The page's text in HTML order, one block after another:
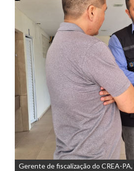
Gerente de fiscalização do CREA-